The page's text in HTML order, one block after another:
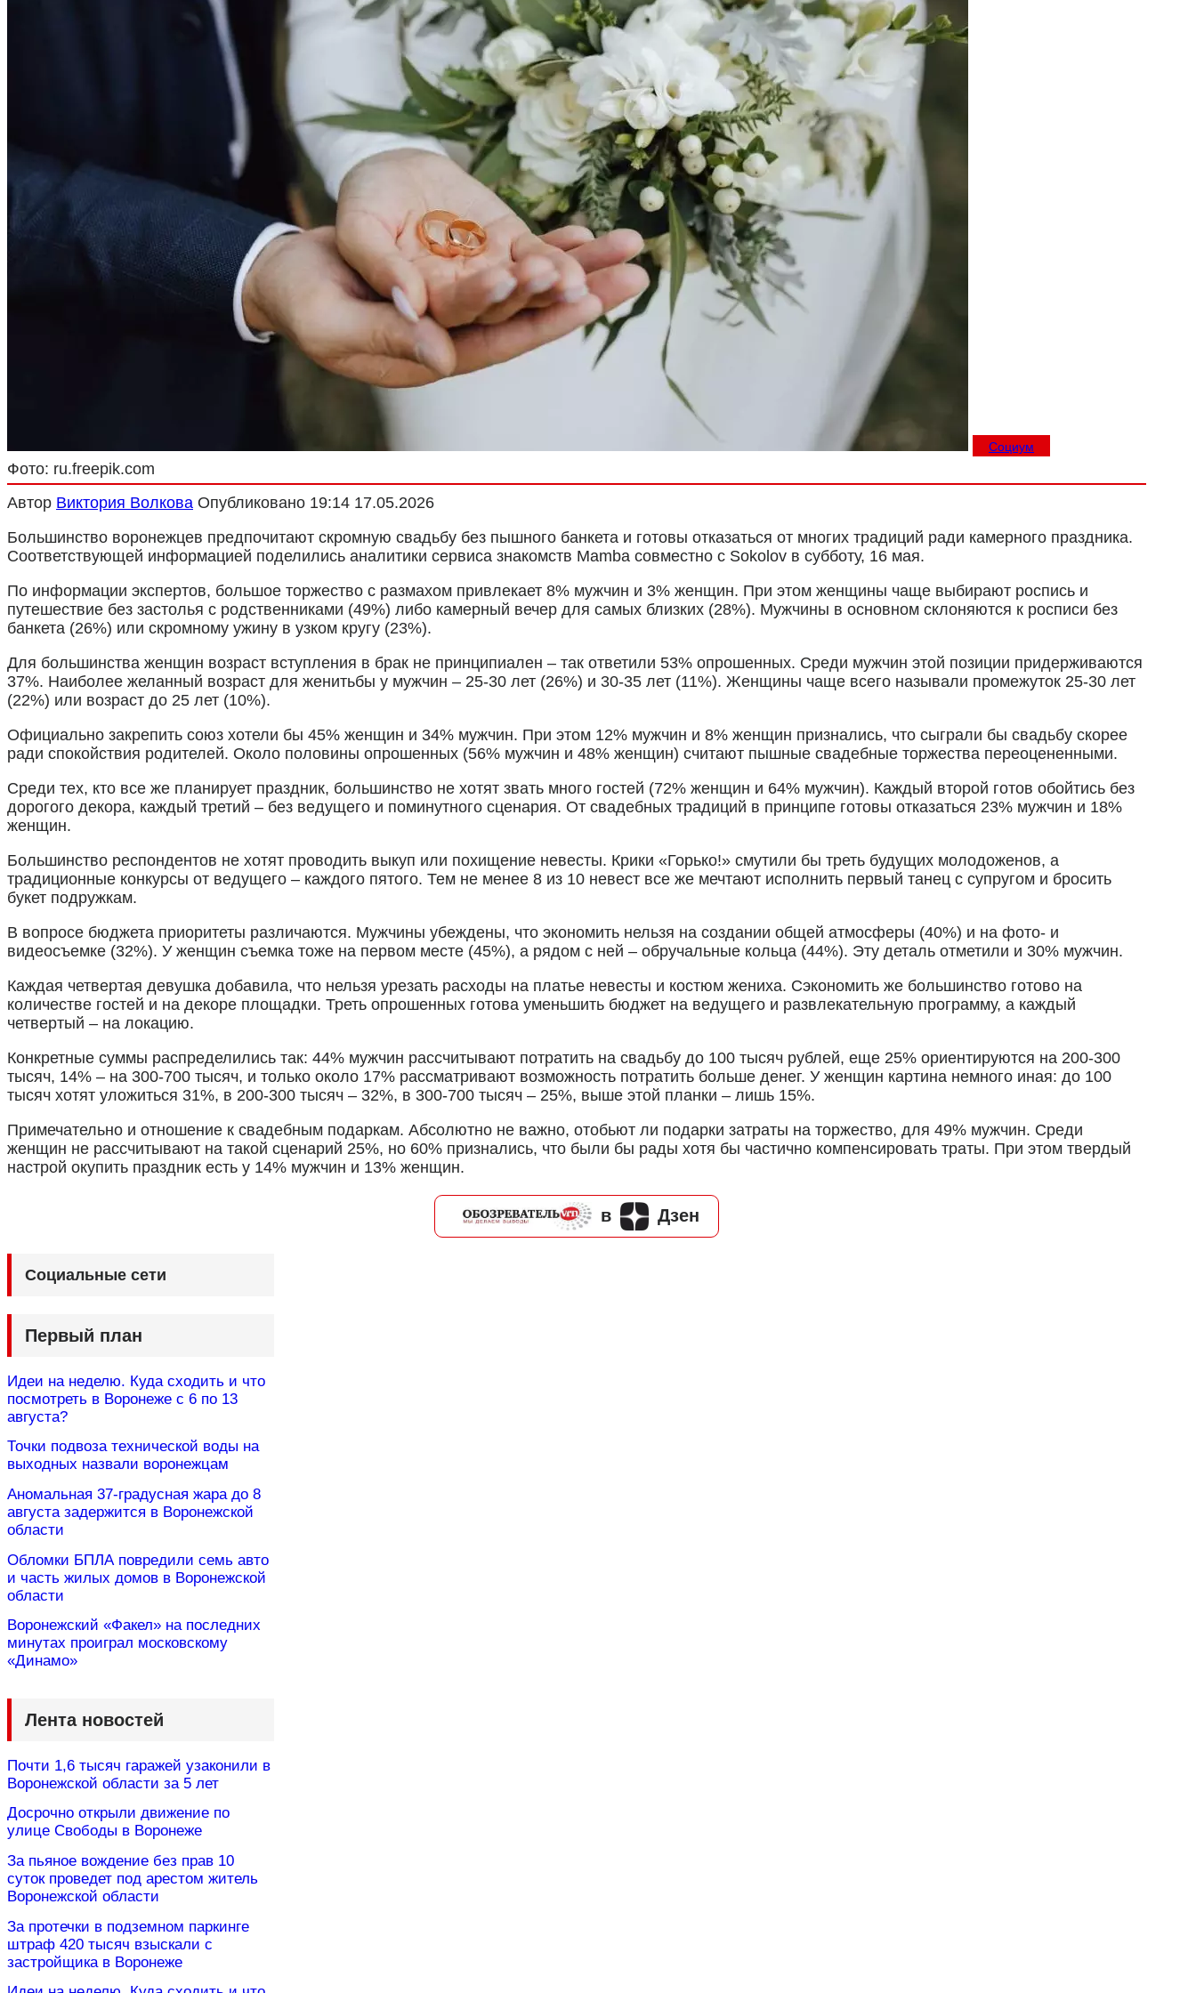
Социум
Фото: ru.freepik.com
Автор Виктория Волкова Опубликовано 19:14 17.05.2026
Большинство воронежцев предпочитают скромную свадьбу без пышного банкета и готовы отказаться от многих традиций ради камерного праздника.
Соответствующей информацией поделились аналитики сервиса знакомств Mamba совместно с Sokolov в субботу, 16 мая.
По информации экспертов, большое торжество с размахом привлекает 8% мужчин и 3% женщин. При этом женщины чаще выбирают роспись и
путешествие без застолья с родственниками (49%) либо камерный вечер для самых близких (28%). Мужчины в основном склоняются к росписи без
банкета (26%) или скромному ужину в узком кругу (23%).
Для большинства женщин возраст вступления в брак не принципиален – так ответили 53% опрошенных. Среди мужчин этой позиции придерживаются
37%. Наиболее желанный возраст для женитьбы у мужчин – 25-30 лет (26%) и 30-35 лет (11%). Женщины чаще всего называли промежуток 25-30 лет
(22%) или возраст до 25 лет (10%).
Официально закрепить союз хотели бы 45% женщин и 34% мужчин. При этом 12% мужчин и 8% женщин признались, что сыграли бы свадьбу скорее
ради спокойствия родителей. Около половины опрошенных (56% мужчин и 48% женщин) считают пышные свадебные торжества переоцененными.
Среди тех, кто все же планирует праздник, большинство не хотят звать много гостей (72% женщин и 64% мужчин). Каждый второй готов обойтись без
дорогого декора, каждый третий – без ведущего и поминутного сценария. От свадебных традиций в принципе готовы отказаться 23% мужчин и 18%
женщин.
Большинство респондентов не хотят проводить выкуп или похищение невесты. Крики «Горько!» смутили бы треть будущих молодоженов, а
традиционные конкурсы от ведущего – каждого пятого. Тем не менее 8 из 10 невест все же мечтают исполнить первый танец с супругом и бросить
букет подружкам.
В вопросе бюджета приоритеты различаются. Мужчины убеждены, что экономить нельзя на создании общей атмосферы (40%) и на фото- и
видеосъемке (32%). У женщин съемка тоже на первом месте (45%), а рядом с ней – обручальные кольца (44%). Эту деталь отметили и 30% мужчин.
Каждая четвертая девушка добавила, что нельзя урезать расходы на платье невесты и костюм жениха. Сэкономить же большинство готово на
количестве гостей и на декоре площадки. Треть опрошенных готова уменьшить бюджет на ведущего и развлекательную программу, а каждый
четвертый – на локацию.
Конкретные суммы распределились так: 44% мужчин рассчитывают потратить на свадьбу до 100 тысяч рублей, еще 25% ориентируются на 200-300
тысяч, 14% – на 300-700 тысяч, и только около 17% рассматривают возможность потратить больше денег. У женщин картина немного иная: до 100
тысяч хотят уложиться 31%, в 200-300 тысяч – 32%, в 300-700 тысяч – 25%, выше этой планки – лишь 15%.
Примечательно и отношение к свадебным подаркам. Абсолютно не важно, отобьют ли подарки затраты на торжество, для 49% мужчин. Среди
женщин не рассчитывают на такой сценарий 25%, но 60% признались, что были бы рады хотя бы частично компенсировать траты. При этом твердый
настрой окупить праздник есть у 14% мужчин и 13% женщин.
в Дзен
Социальные сети
Первый план
Идеи на неделю. Куда сходить и что
посмотреть в Воронеже с 6 по 13
августа?
Точки подвоза технической воды на
выходных назвали воронежцам
Аномальная 37-градусная жара до 8
августа задержится в Воронежской
области
Обломки БПЛА повредили семь авто
и часть жилых домов в Воронежской
области
Воронежский «Факел» на последних
минутах проиграл московскому
«Динамо»
Лента новостей
Почти 1,6 тысяч гаражей узаконили в
Воронежской области за 5 лет
Досрочно открыли движение по
улице Свободы в Воронеже
За пьяное вождение без прав 10
суток проведет под арестом житель
Воронежской области
За протечки в подземном паркинге
штраф 420 тысяч взыскали с
застройщика в Воронеже